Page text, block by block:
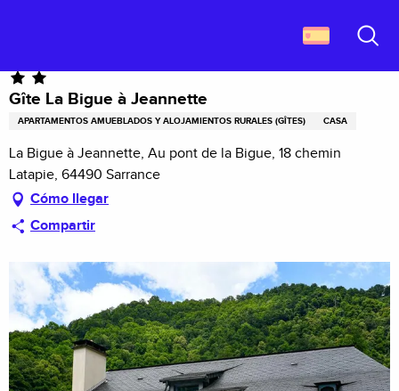
principal
Gîte La Bigue à Jeannette
APARTAMENTOS AMUEBLADOS Y ALOJAMIENTOS RURALES (GÎTES) CASA
La Bigue à Jeannette, Au pont de la Bigue, 18 chemin
Latapie, 64490 Sarrance
Cómo llegar
Compartir